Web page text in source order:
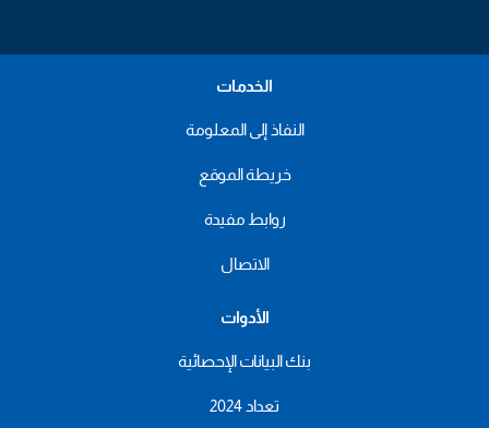
الخدمات
النفاذ إلى المعلومة
خريطة الموقع
روابط مفيدة
الاتصال
الأدوات
بنك البيانات الإحصائية
تعداد 2024